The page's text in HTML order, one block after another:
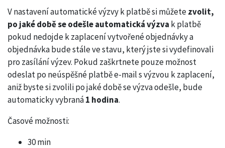
V nastavení automatické výzvy k platbě si můžetezvolit,
po jaké době se odešle automatická výzva k platbě
pokud nedojde k zaplacení vytvořené objednávky a
objednávka bude stále ve stavu, který jste si vydefinovali
pro zasílání výzev. Pokud zaškrtnete pouze možnost
odeslat po neúspěšné platbě e-mail s výzvou k zaplacení,
aniž byste si zvolili po jaké době se výzva odešle, bude
automaticky vybraná1 hodina.
Časové možnosti:
30 min